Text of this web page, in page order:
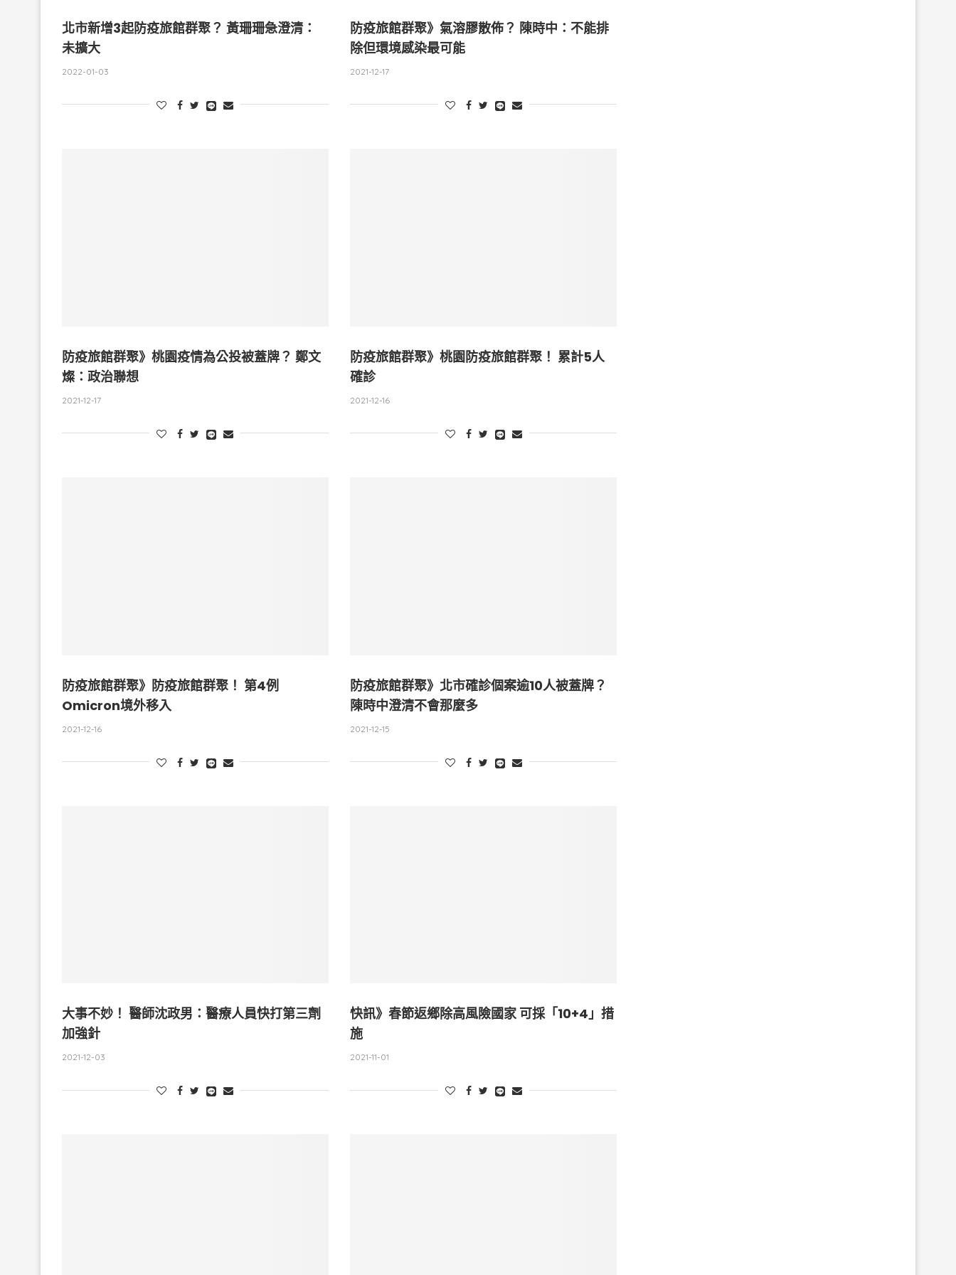
北市新增3起防疫旅館群聚？ 黃珊珊急澄清：
未擴大
2022-01-03
防疫旅館群聚》氣溶膠散佈？ 陳時中：不能排
除但環境感染最可能
2021-12-17
防疫旅館群聚》桃園疫情為公投被蓋牌？ 鄭文
燦：政治聯想
2021-12-17
防疫旅館群聚》桃園防疫旅館群聚！ 累計5人
確診
2021-12-16
防疫旅館群聚》防疫旅館群聚！ 第4例
Omicron境外移入
2021-12-16
防疫旅館群聚》北市確診個案逾10人被蓋牌？
陳時中澄清不會那麼多
2021-12-15
大事不妙！ 醫師沈政男：醫療人員快打第三劑
加強針
2021-12-03
快訊》春節返鄉除高風險國家 可採「10+4」措
施
2021-11-01